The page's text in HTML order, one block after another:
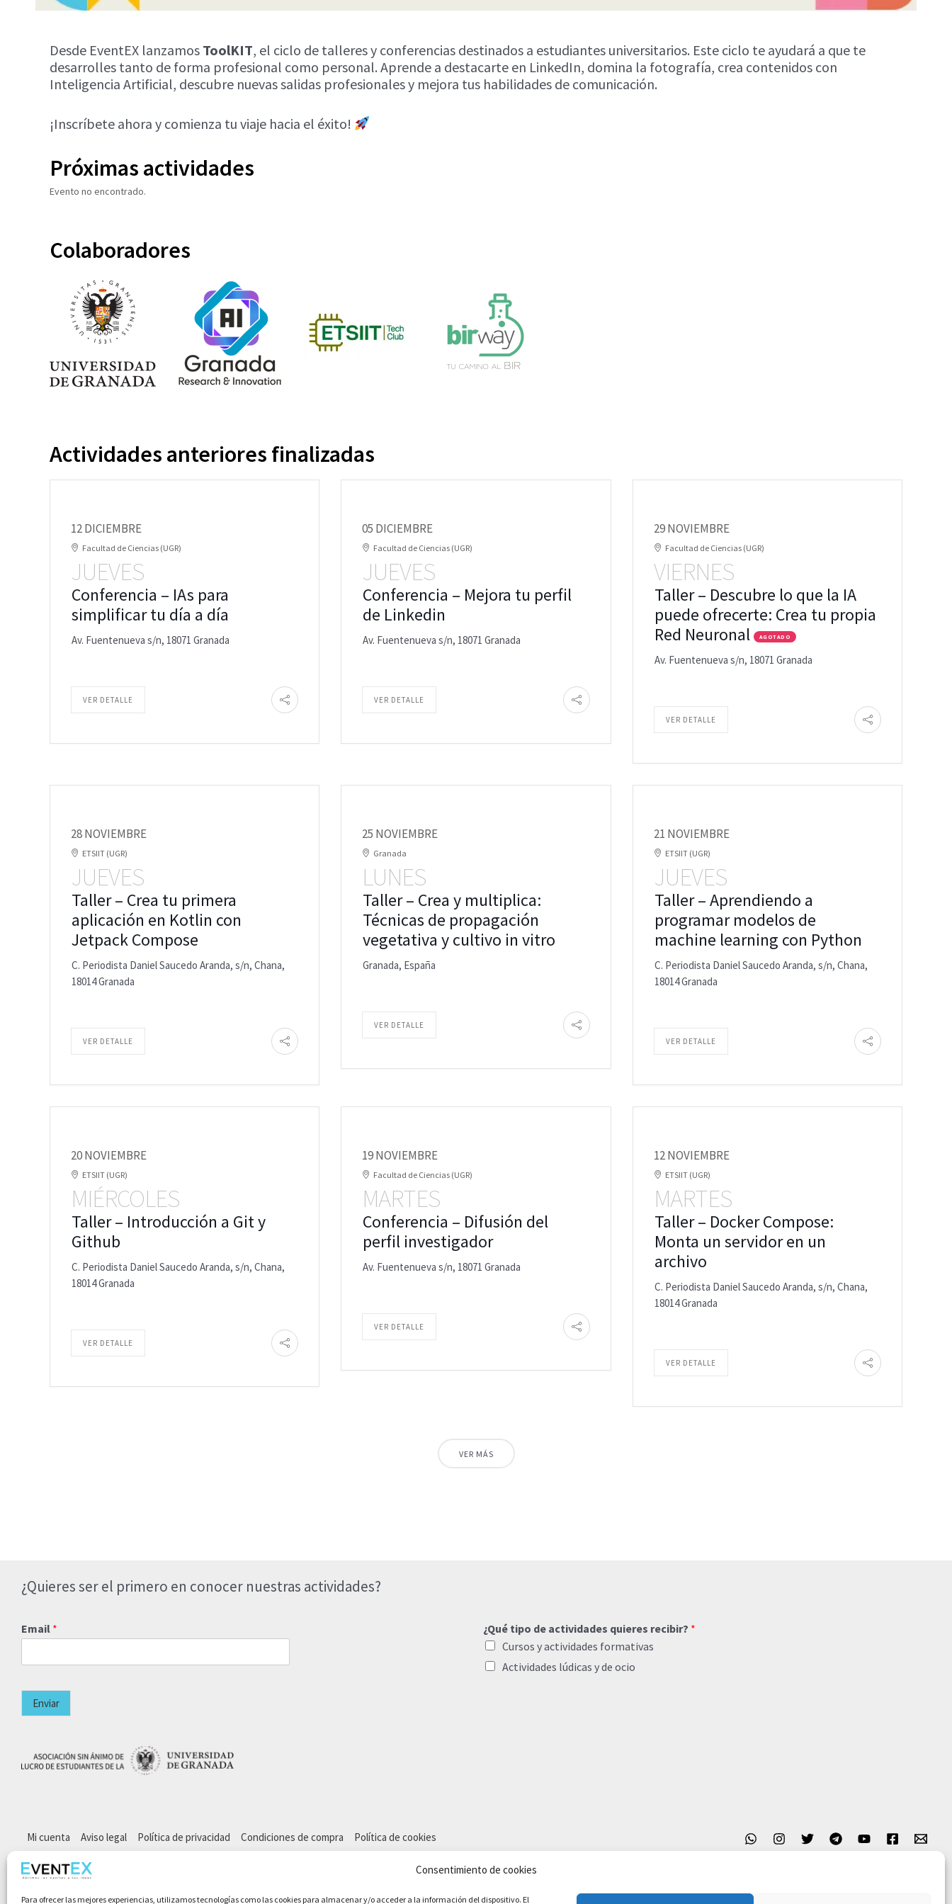
Consentimiento de cookies
Para ofrecer las mejores experiencias, utilizamos tecnologías como las cookies para almacenar y/o acceder a la información del dispositivo. El
Desde EventEX lanzamos ToolKIT, el ciclo de talleres y conferencias destinados a estudiantes universitarios. Este ciclo te ayudará a que te
desarrolles tanto de forma profesional como personal. Aprende a destacarte en LinkedIn, domina la fotografía, crea contenidos con
Inteligencia Artificial, descubre nuevas salidas profesionales y mejora tus habilidades de comunicación.
¡Inscríbete ahora y comienza tu viaje hacia el éxito!
Próximas actividades
Evento no encontrado.
Colaboradores
Actividades anteriores finalizadas
12 DICIEMBRE
Facultad de Ciencias (UGR)
JUEVES
Conferencia – IAs para
simplificar tu día a día
Av. Fuentenueva s/n, 18071 Granada
VER DETALLE
05 DICIEMBRE
Facultad de Ciencias (UGR)
JUEVES
Conferencia – Mejora tu perfil
de Linkedin
Av. Fuentenueva s/n, 18071 Granada
VER DETALLE
29 NOVIEMBRE
Facultad de Ciencias (UGR)
VIERNES
Taller – Descubre lo que la IA
puede ofrecerte: Crea tu propia
Red Neuronal
AGOTADO
Av. Fuentenueva s/n, 18071 Granada
VER DETALLE
28 NOVIEMBRE
ETSIIT (UGR)
JUEVES
Taller – Crea tu primera
aplicación en Kotlin con
Jetpack Compose
C. Periodista Daniel Saucedo Aranda, s/n, Chana,
18014 Granada
VER DETALLE
25 NOVIEMBRE
Granada
LUNES
Taller – Crea y multiplica:
Técnicas de propagación
vegetativa y cultivo in vitro
Granada, España
VER DETALLE
21 NOVIEMBRE
ETSIIT (UGR)
JUEVES
Taller – Aprendiendo a
programar modelos de
machine learning con Python
C. Periodista Daniel Saucedo Aranda, s/n, Chana,
18014 Granada
VER DETALLE
20 NOVIEMBRE
ETSIIT (UGR)
MIÉRCOLES
Taller – Introducción a Git y
Github
C. Periodista Daniel Saucedo Aranda, s/n, Chana,
18014 Granada
VER DETALLE
19 NOVIEMBRE
Facultad de Ciencias (UGR)
MARTES
Conferencia – Difusión del
perfil investigador
Av. Fuentenueva s/n, 18071 Granada
VER DETALLE
12 NOVIEMBRE
ETSIIT (UGR)
MARTES
Taller – Docker Compose:
Monta un servidor en un
archivo
C. Periodista Daniel Saucedo Aranda, s/n, Chana,
18014 Granada
VER DETALLE
VER MÁS
¿Quieres ser el primero en conocer nuestras actividades?
Email * ¿Qué tipo de actividades quieres recibir? *
Cursos y actividades formativas
Actividades lúdicas y de ocio
Enviar
Mi cuenta Aviso legal Política de privacidad Condiciones de compra Política de cookies